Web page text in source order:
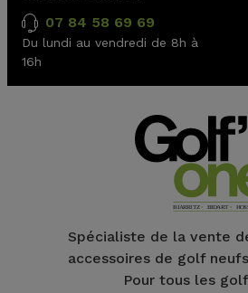
07 84 58 69 69
Du lundi au vendredi de 8h à
16h
Spécialiste de la vente
accessoires de golf
Pour tous les